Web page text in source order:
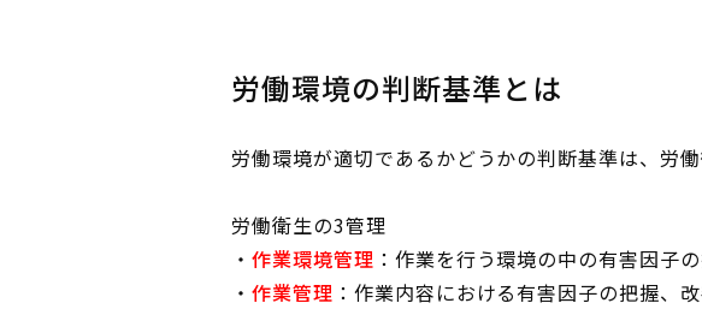
労働環境の判断基準とは
労働環境が適切であるかどうかの判断基準は、労
労働衛生の3管理
・ 作業環境管理 ：作業を行う環境の中の有害因子
・ 作業管理 ：作業内容における有害因子の把握、